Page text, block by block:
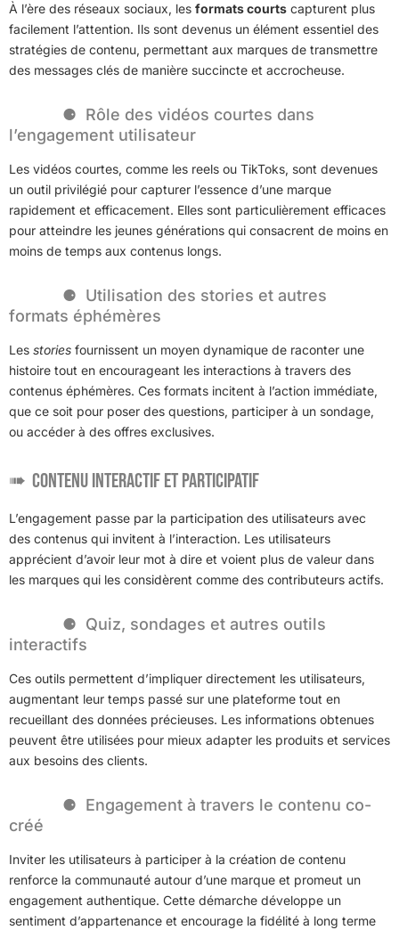
À l’ère des réseaux sociaux, les formats courts capturent plus
facilement l’attention. Ils sont devenus un élément essentiel des
stratégies de contenu, permettant aux marques de transmettre
des messages clés de manière succincte et accrocheuse.
Rôle des vidéos courtes dans
l’engagement utilisateur
Les vidéos courtes, comme les reels ou TikToks, sont devenues
un outil privilégié pour capturer l’essence d’une marque
rapidement et efficacement. Elles sont particulièrement efficaces
pour atteindre les jeunes générations qui consacrent de moins en
moins de temps aux contenus longs.
Utilisation des stories et autres
formats éphémères
Les stories fournissent un moyen dynamique de raconter une
histoire tout en encourageant les interactions à travers des
contenus éphémères. Ces formats incitent à l’action immédiate,
que ce soit pour poser des questions, participer à un sondage,
ou accéder à des offres exclusives.
Contenu interactif et participatif
L’engagement passe par la participation des utilisateurs avec
des contenus qui invitent à l’interaction. Les utilisateurs
apprécient d’avoir leur mot à dire et voient plus de valeur dans
les marques qui les considèrent comme des contributeurs actifs.
Quiz, sondages et autres outils
interactifs
Ces outils permettent d’impliquer directement les utilisateurs,
augmentant leur temps passé sur une plateforme tout en
recueillant des données précieuses. Les informations obtenues
peuvent être utilisées pour mieux adapter les produits et services
aux besoins des clients.
Engagement à travers le contenu co-
créé
Inviter les utilisateurs à participer à la création de contenu
renforce la communauté autour d’une marque et promeut un
engagement authentique. Cette démarche développe un
sentiment d’appartenance et encourage la fidélité à long terme